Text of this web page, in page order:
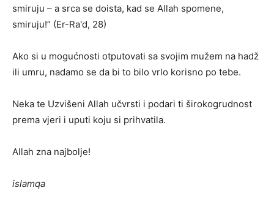
smiruju – a srca se doista, kad se Allah spomene,
smiruju!” (Er-Ra'd, 28)
Ako si u mogućnosti otputovati sa svojim mužem na hadž
ili umru, nadamo se da bi to bilo vrlo korisno po tebe.
Neka te Uzvišeni Allah učvrsti i podari ti širokogrudnost
prema vjeri i uputi koju si prihvatila.
Allah zna najbolje!
islamqa